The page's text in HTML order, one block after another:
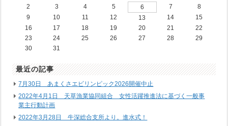
2
3 4 5 6 7
8
9
10 11 12 13 14
15
16
17 18 19 20 21
22
23
24 25 26 27 28
29
30
31
最近の記事
7月30日 あまくさエビリンピック2026開催中止
2022年4月1日 天草漁業協同組合 女性活躍推進法に基づく一般事
業主行動計画
2022年3月28日 牛深総合支所より。進水式！